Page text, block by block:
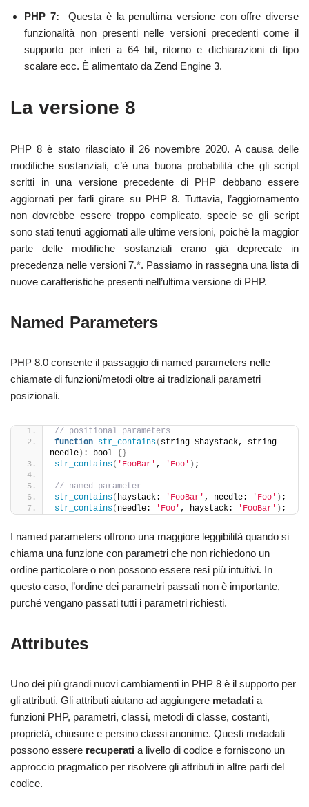
PHP 7: Questa è la penultima versione con offre diverse
funzionalità non presenti nelle versioni precedenti come il
supporto per interi a 64 bit, ritorno e dichiarazioni di tipo
scalare ecc. È alimentato da Zend Engine 3.
La versione 8
PHP 8 è stato rilasciato il 26 novembre 2020. A causa delle
modifiche sostanziali, c’è una buona probabilità che gli script
scritti in una versione precedente di PHP debbano essere
aggiornati per farli girare su PHP 8. Tuttavia, l’aggiornamento
non dovrebbe essere troppo complicato, specie se gli script
sono stati tenuti aggiornati alle ultime versioni, poichè la maggior
parte delle modifiche sostanziali erano già deprecate in
precedenza nelle versioni 7.*. Passiamo in rassegna una lista di
nuove caratteristiche presenti nell’ultima versione di PHP.
Named Parameters
PHP 8.0 consente il passaggio di named parameters nelle
chiamate di funzioni/metodi oltre ai tradizionali parametri
posizionali.
// positional parameters
function str_contains( string $haystack, string
needle ) : bool {}
str_contains( 'FooBar' , 'Foo' ) ;
// named parameter
str_contains( haystack: 'FooBar' , needle: 'Foo' ) ;
str_contains( needle: 'Foo' , haystack: 'FooBar' ) ;
I named parameters offrono una maggiore leggibilità quando si
chiama una funzione con parametri che non richiedono un
ordine particolare o non possono essere resi più intuitivi. In
questo caso, l’ordine dei parametri passati non è importante,
purché vengano passati tutti i parametri richiesti.
Attributes
Uno dei più grandi nuovi cambiamenti in PHP 8 è il supporto per
gli attributi. Gli attributi aiutano ad aggiungere metadati a
funzioni PHP, parametri, classi, metodi di classe, costanti,
proprietà, chiusure e persino classi anonime. Questi metadati
possono essere recuperati a livello di codice e forniscono un
approccio pragmatico per risolvere gli attributi in altre parti del
codice.